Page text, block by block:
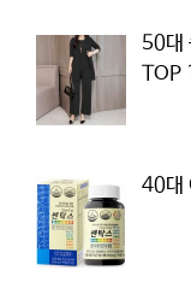
50대
TOP
40대